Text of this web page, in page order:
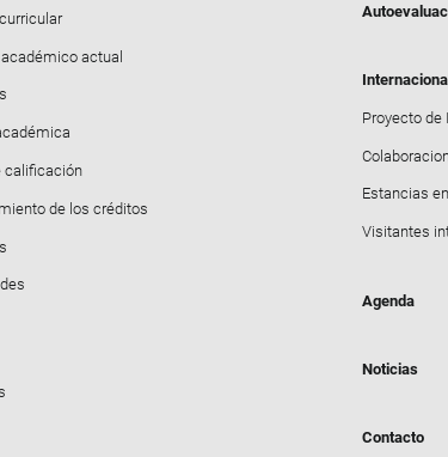
actual
calificación
de los créditos
Internacional
Proyecto de
Estancias
Visitantes
Agenda
Noticias
Contacto